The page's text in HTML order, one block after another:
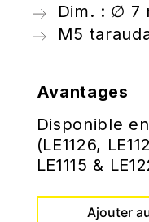
Dim. : ∅ 7
M5
Avantages
Disponible
(LE1126,
LE1115 &
Ajouter